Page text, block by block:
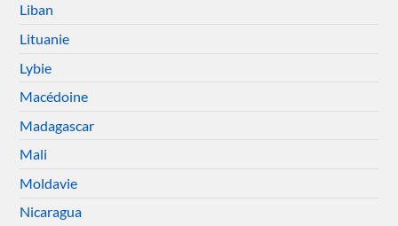
Liban
Lituanie
Lybie
Macédoine
Madagascar
Mali
Moldavie
Nicaragua